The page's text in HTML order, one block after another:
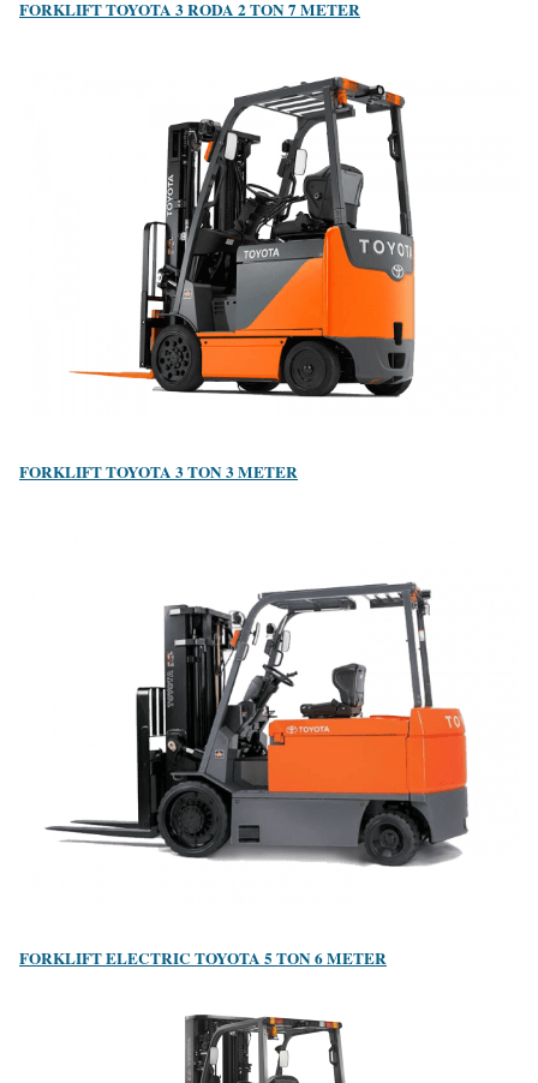
FORKLIFT TOYOTA 3 RODA 2 TON 7 METER
FORKLIFT TOYOTA 3 TON 3 METER
FORKLIFT ELECTRIC TOYOTA 5 TON 6 METER